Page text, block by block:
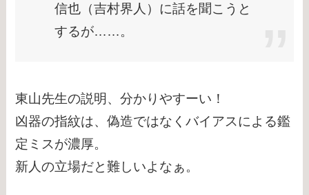
信也（吉村界人）に話を聞こうと
するが……。
東山先生の説明、分かりやすーい！
凶器の指紋は、偽造ではなくバイアスによる鑑
定ミスが濃厚。
新人の立場だと難しいよなぁ。